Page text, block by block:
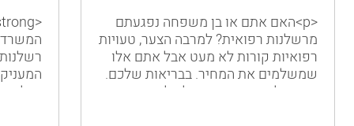
<p>האם אתם או בן משפחה נפגעתם
מרשלנות רפואית? למרבה הצער, טעויות
רפואיות קורות לא מעט אבל אתם אלו
שמשלמים את המחיר. בבריאות שלכם.
ועדיין, למרות הכאב והבלבול, חשוב
בכל